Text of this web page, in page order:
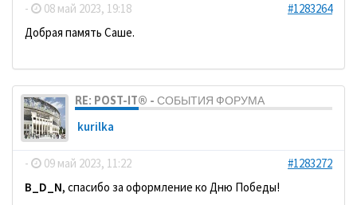
- 08 май 2023, 19:18
#1283264
Добрая память Саше.
RE: POST-IT® - СОБЫТИЯ ФОРУМА
kurilka
- 09 май 2023, 11:22
#1283272
B_D_N, спасибо за оформление ко Дню Победы!